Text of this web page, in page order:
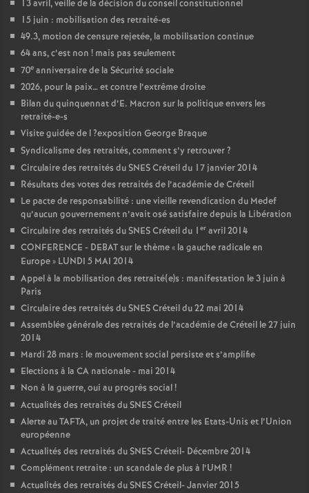
13 avril, veille de la décision du conseil constitutionnel
15 juin : mobilisation des retraité-es
49.3, motion de censure rejetée, la mobilisation continue
64 ans, c’est non ! mais pas seulement
70e anniversaire de la Sécurité sociale
2026, pour la paix… et contre l’extrême droite
Bilan du quinquennat d’E. Macron sur la politique envers les
retraité-e-s
Visite guidée de l?exposition George Braque
Syndicalisme des retraités, comment s’y retrouver?
Circulaire des retraités duSNESCréteil du 17 janvier 2014
Résultats des votes des retraités de l’académie de Créteil
Le pacte de responsabilité : une vieille revendication du Medef
qu’aucun gouvernement n’avait osé satisfaire depuis la Libération
Circulaire des retraités duSNESCréteil du 1 er avril 2014
CONFERENCE - DEBATsur le thème « la gauche radicale en
Europe» LUNDI 5 MAI 2014
Appel à la mobilisation des retraité(e)s : manifestation le 3 juin à
Paris
Circulaire des retraités duSNESCréteil du 22 mai 2014
Assemblée générale des retraités de l’académie de Créteil le 27 juin
2014
Mardi 28 mars : le mouvement social persiste et s’amplifie
Elections à la CA nationale - mai 2014
Non à la guerre, oui au progrès social!
Actualités des retraités duSNESCréteil
Alerte auTAFTA, un projet de traité entre les Etats-Unis et l’Union
européenne
Actualités des retraités duSNESCréteil- Décembre 2014
Complément retraite : un scandale de plus à l’UMR !
Actualités des retraités duSNESCréteil- Janvier 2015